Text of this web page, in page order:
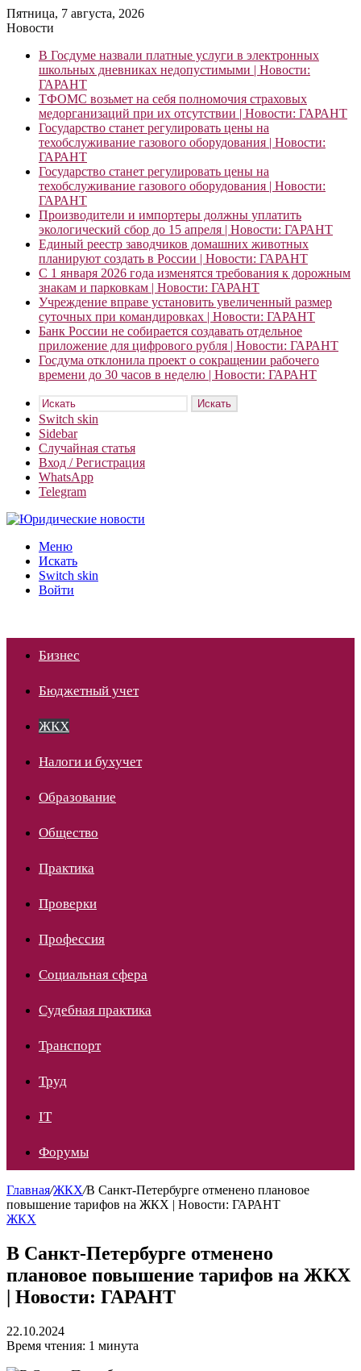
Пятница, 7 августа, 2026
Новости
В Госдуме назвали платные услуги в электронных
школьных дневниках недопустимыми | Новости:
ГАРАНТ
ТФОМС возьмет на себя полномочия страховых
медорганизаций при их отсутствии | Новости: ГАРАНТ
Государство станет регулировать цены на
техобслуживание газового оборудования | Новости:
ГАРАНТ
Государство станет регулировать цены на
техобслуживание газового оборудования | Новости:
ГАРАНТ
Производители и импортеры должны уплатить
экологический сбор до 15 апреля | Новости: ГАРАНТ
Единый реестр заводчиков домашних животных
планируют создать в России | Новости: ГАРАНТ
С 1 января 2026 года изменятся требования к дорожным
знакам и парковкам | Новости: ГАРАНТ
Учреждение вправе установить увеличенный размер
суточных при командировках | Новости: ГАРАНТ
Банк России не собирается создавать отдельное
приложение для цифрового рубля | Новости: ГАРАНТ
Госдума отклонила проект о сокращении рабочего
времени до 30 часов в неделю | Новости: ГАРАНТ
Искать
Switch skin
Sidebar
Случайная статья
Вход / Регистрация
WhatsApp
Telegram
Меню
Искать
Switch skin
Войти
Бизнес
Бюджетный учет
ЖКХ
Налоги и бухучет
Образование
Общество
Практика
Проверки
Профессия
Социальная сфера
Судебная практика
Транспорт
Труд
IT
Форумы
Главная/ЖКХ/В Санкт-Петербурге отменено плановое
повышение тарифов на ЖКХ | Новости: ГАРАНТ
ЖКХ
В Санкт-Петербурге отменено
плановое повышение тарифов на ЖКХ
| Новости: ГАРАНТ
22.10.2024
Время чтения: 1 минута